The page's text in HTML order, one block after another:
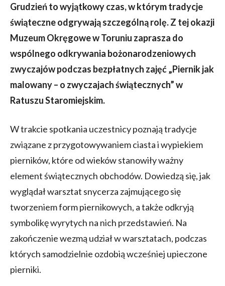
Grudzień to wyjątkowy czas, w którym tradycje
świąteczne odgrywają szczególną rolę. Z tej okazji
Muzeum Okręgowe w Toruniu zaprasza do
wspólnego odkrywania bożonarodzeniowych
zwyczajów podczas bezpłatnych zajęć „Piernik jak
malowany – o zwyczajach świątecznych” w
Ratuszu Staromiejskim.
W trakcie spotkania uczestnicy poznają tradycje
związane z przygotowywaniem ciasta i wypiekiem
pierników, które od wieków stanowiły ważny
element świątecznych obchodów. Dowiedzą się, jak
wyglądał warsztat snycerza zajmującego się
tworzeniem form piernikowych, a także odkryją
symbolikę wyrytych na nich przedstawień. Na
zakończenie wezmą udział w warsztatach, podczas
których samodzielnie ozdobią wcześniej upieczone
pierniki.